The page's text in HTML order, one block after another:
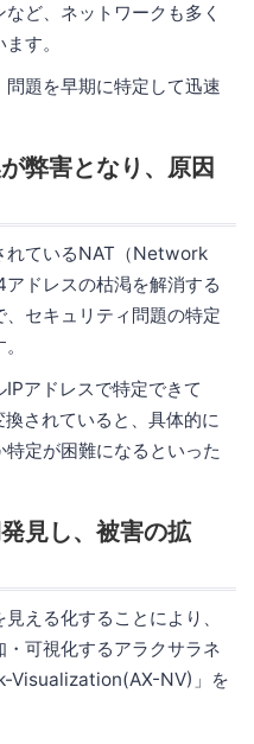
ど、ネットワークも多く
す。
題を早期に特定して迅速
弊害となり、原因
れているNAT（Network
ドレスの枯渇を解消する
セキュリティ問題の特定
アドレスで特定できて
されていると、具体的に
定が困難になるといった
見し、被害の拡
える化することにより、
可視化するアラクサラネ
Visualization(AX-NV)」を